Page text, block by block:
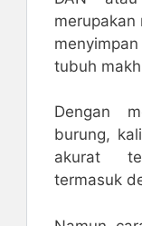
merupakan
tubuh
Dengan
burung,
akurat
termasuk